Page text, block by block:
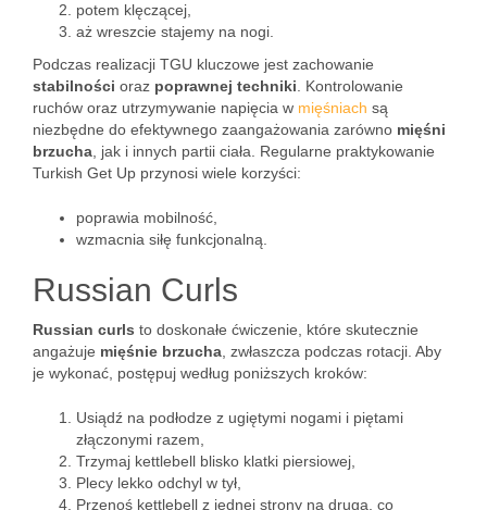
potem klęczącej,
aż wreszcie stajemy na nogi.
Podczas realizacji TGU kluczowe jest zachowanie
stabilności oraz poprawnej techniki . Kontrolowanie
ruchów oraz utrzymywanie napięcia w mięśniach są
niezbędne do efektywnego zaangażowania zarówno mięśni
brzucha , jak i innych partii ciała. Regularne praktykowanie
Turkish Get Up przynosi wiele korzyści:
poprawia mobilność,
wzmacnia siłę funkcjonalną.
Russian Curls
Russian curls to doskonałe ćwiczenie, które skutecznie
angażuje mięśnie brzucha , zwłaszcza podczas rotacji. Aby
je wykonać, postępuj według poniższych kroków:
Usiądź na podłodze z ugiętymi nogami i piętami
złączonymi razem,
Trzymaj kettlebell blisko klatki piersiowej,
Plecy lekko odchyl w tył,
Przenoś kettlebell z jednej strony na drugą, co